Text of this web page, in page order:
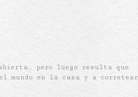
pero luego resulta que
mundo en la casa y a corretear